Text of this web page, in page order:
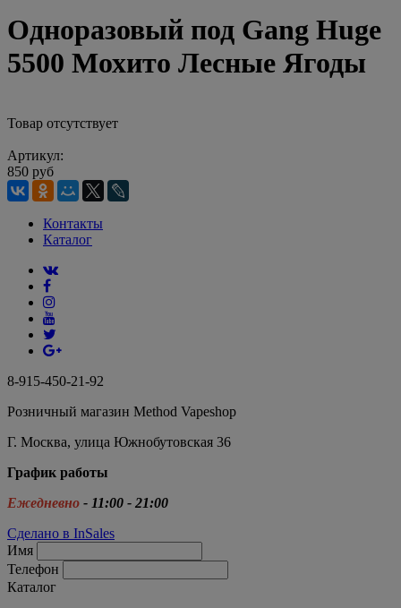
Одноразовый под Gang Huge
5500 Мохито Лесные Ягоды
Товар отсутствует
Артикул:
850 руб
Контакты
Каталог
8-915-450-21-92
Розничный магазин Method Vapeshop
Г. Москва, улица Южнобутовская 36
График работы
Ежедневно - 11:00 - 21:00
Сделано в InSales
Имя
Телефон
Каталог